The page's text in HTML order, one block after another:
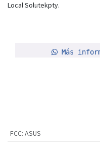
Local Solutekpty.
Más
FCC: ASUS